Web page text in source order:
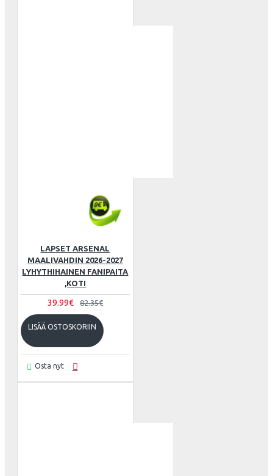
LAPSET ARSENAL
MAALIVAHDIN 2026-2027
LYHYTHIHAINEN FANIPAITA
,KOTI
39.99€ 82.35€
LISÄÄ OSTOSKORIIN
Osta nyt